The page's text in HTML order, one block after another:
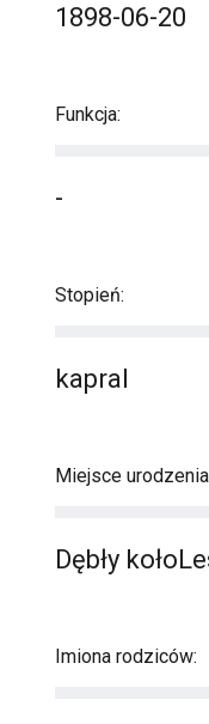
1898-06-20
Funkcja:
-
Stopień:
kapral
Miejsce
Dębły
Imiona rodziców: